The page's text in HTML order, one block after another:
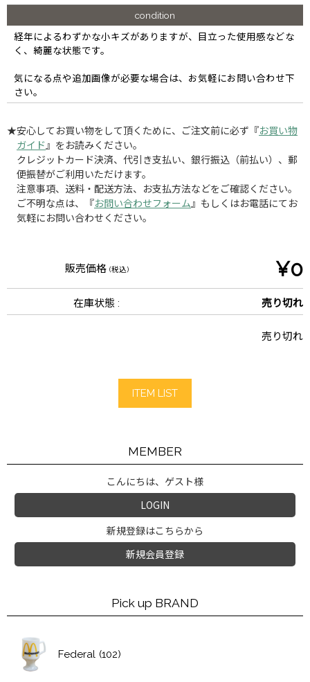
condition
経年によるわずかな小キズがありますが、目立った使用感などな
く、綺麗な状態です。
気になる点や追加画像が必要な場合は、お気軽にお問い合わせ下
さい。
★安心してお買い物をして頂くために、ご注文前に必ず『お買い物
ガイド 』をお読みください。
クレジットカード決済、代引き支払い、銀行振込（前払い）、郵
便振替がご利用いただけます。
注意事項、送料・配送方法、お支払方法などをご確認ください。
ご不明な点は、『お問い合わせフォーム 』もしくはお電話にてお
気軽にお問い合わせください。
販売価格 (税込) ¥0
在庫状態 : 売り切れ
売り切れ
ITEM LIST
MEMBER
こんにちは、ゲスト様
LOGIN
新規登録はこちらから
新規会員登録
Pick up BRAND
Federal (102)